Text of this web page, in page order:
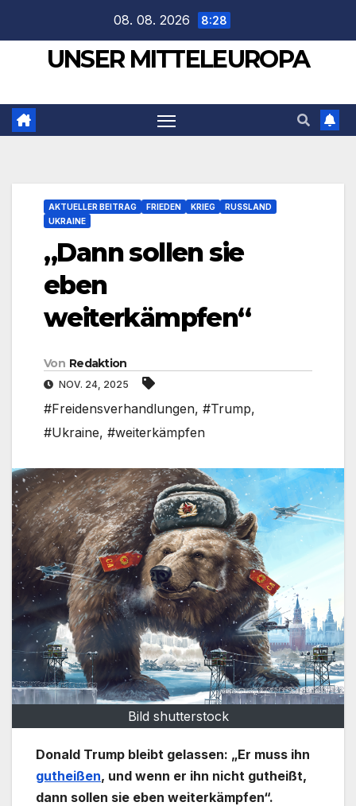
springen
08. 08. 2026 8:28
UNSER MITTELEUROPA
AKTUELLER BEITRAG FRIEDEN KRIEG
RUSSLAND
UKRAINE
„Dann sollen sie
eben
weiterkämpfen“
Von Redaktion
NOV. 24, 2025
#Freidensverhandlungen, #Trump,
#Ukraine, #weiterkämpfen
Bild shutterstock
Donald Trump bleibt gelassen: „Er muss ihn
gutheißen, und wenn er ihn nicht gutheißt,
dann sollen sie eben weiterkämpfen“.